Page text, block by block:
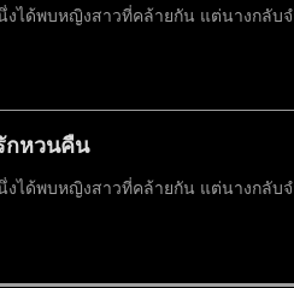
ด้พบหญิงสาวที่คล้ายกัน แต่นางกลับจ
กหวนคืน
ด้พบหญิงสาวที่คล้ายกัน แต่นางกลับจ